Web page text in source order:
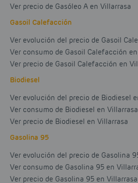
Ver precio de Gasóleo A en Villarrasa
Gasoil Calefacción
Ver evolución del precio de Gasoil
Ver consumo de Gasoil Calefacción
Ver precio de Gasoil Calefacción en
Biodiesel
Ver evolución del precio de Biodiesel
Ver consumo de Biodiesel en Villarrasa
Ver precio de Biodiesel en Villarrasa
Gasolina 95
Ver evolución del precio de Gasolina
Ver consumo de Gasolina 95 en
Ver precio de Gasolina 95 en Villarrasa